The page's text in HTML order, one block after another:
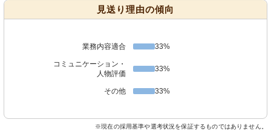
見送り理由の傾向
業務内容適合 33%
コミュニケーション・
人物評価
33%
その他 33%
※現在の採用基準や選考状況を保証するものではありません。